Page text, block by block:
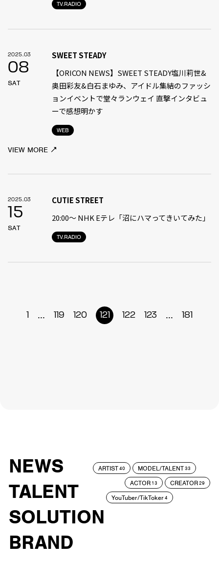
TV.RADIO
2025.03
08
SAT
WEB
SWEET STEADY
【ORICON NEWS】SWEET STEADY塩川莉世&
奥田彩友&白石まゆみ、アイドル集結のファッシ
ョンイベントで堂々ランウェイ 直撃インタビュ
ーで感想明かす
VIEW MORE
2025.03
15
SAT
TV.RADIO
CUTIE STREET
20:00〜 NHK Eテレ「沼にハマってきいてみた」
1 ... 119 120 121 122 123 ... 181
NEWS
TALENT
SOLUTION
BRAND
ARTIST40 MODEL/TALENT33
ACTOR 13 CREATOR29
YouTuber/TikToker4